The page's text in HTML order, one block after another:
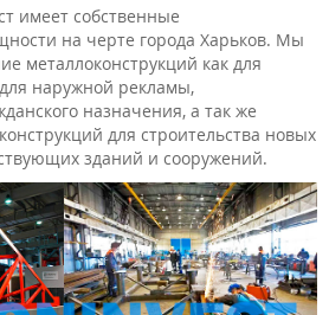
имеет собственные
на черте города Харьков. Мы
металлоконструкций как для
наружной рекламы,
назначения, а так же
для строительства новых
зданий и сооружений.